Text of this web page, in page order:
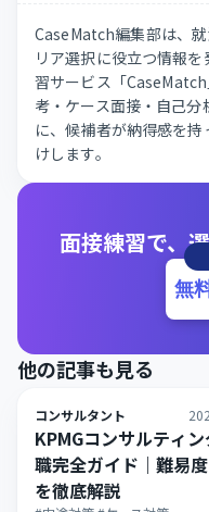
CaseMatch編集部は、
リア選択に役立つ情報
習サービス「
考・ケース面接・自己
に、候補者が納得感を
けします。
面接練習で、
無
他の記事も見る
コンサルタント
KPMGコンサルティ
職完全ガイド｜難易
を徹底解説